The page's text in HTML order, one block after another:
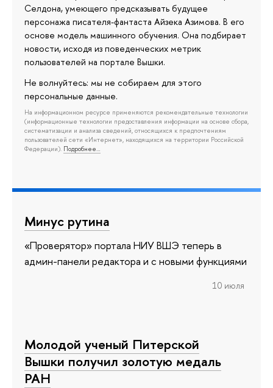
Селдона, умеющего предсказывать будущее
персонажа писателя-фантаста Айзека Азимова. В его
основе модель машинного обучения. Она подбирает
новости, исходя из поведенческих метрик
пользователей на портале Вышки.
Не волнуйтесь: мы не собираем для этого
персональные данные.
На информационном ресурсе применяются рекомендательные технологии
(информационные технологии предоставления информации на основе сбора,
систематизации и анализа сведений, относящихся к предпочтениям
пользователей сети «Интернет», находящихся на территории Российской
Федерации). Подробнее…
Минус рутина
«Проверятор» портала НИУ ВШЭ теперь в
админ-панели редактора и с новыми функциями
10 июля
Молодой ученый Питерской
Вышки получил золотую медаль
РАН